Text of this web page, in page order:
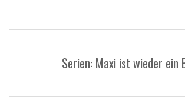
Serien: Maxi ist wieder ein